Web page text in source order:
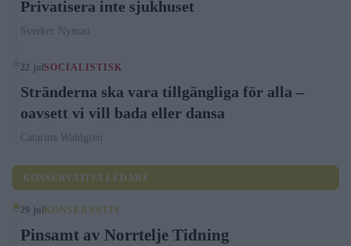
Privatisera inte sjukhuset
Sverker Nyman
22 jul SOCIALISTISK
Stränderna ska vara tillgängliga för alla –
oavsett vi vill bada eller dansa
Catarina Wahlgren
KONSERVATIVA LEDARE
29 jul KONSERVATIV
Pinsamt av Norrtelje Tidning